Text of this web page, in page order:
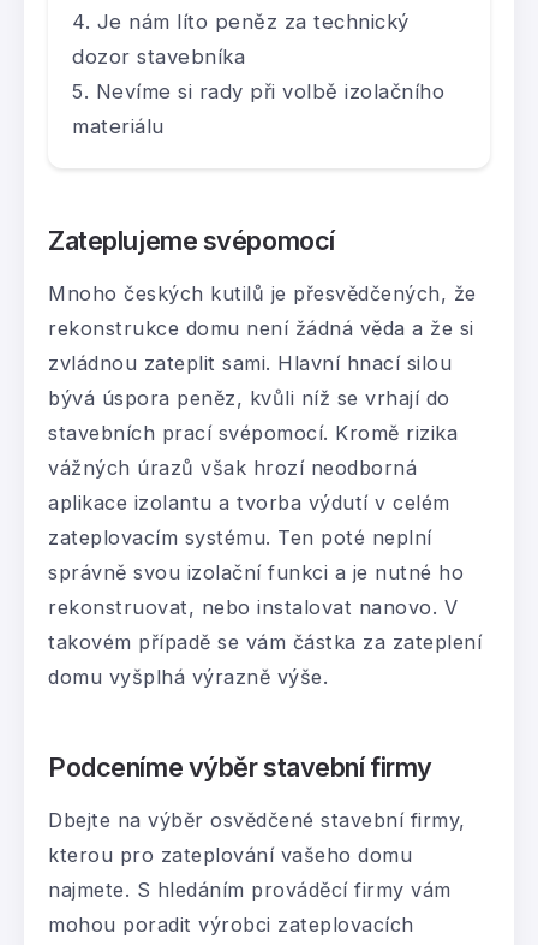
Je nám líto peněz za technický
dozor stavebníka
Nevíme si rady při volbě izolačního
materiálu
Zateplujeme svépomocí
Mnoho českých kutilů je přesvědčených, že
rekonstrukce domu není žádná věda a že si
zvládnou zateplit sami. Hlavní hnací silou
bývá úspora peněz, kvůli níž se vrhají do
stavebních prací svépomocí. Kromě rizika
vážných úrazů však hrozí neodborná
aplikace izolantu a tvorba výdutí v celém
zateplovacím systému. Ten poté neplní
správně svou izolační funkci a je nutné ho
rekonstruovat, nebo instalovat nanovo. V
takovém případě se vám částka za zateplení
domu vyšplhá výrazně výše.
Podceníme výběr stavební firmy
Dbejte na výběr osvědčené stavební firmy,
kterou pro zateplování vašeho domu
najmete. S hledáním prováděcí firmy vám
mohou poradit výrobci zateplovacích